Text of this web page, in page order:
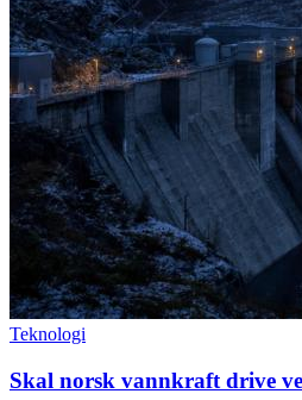
Teknologi
Skal norsk vannkraft drive